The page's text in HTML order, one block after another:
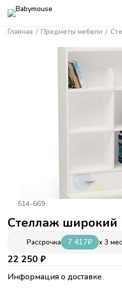
Главная / Предметы мебели /
514-669
Стеллаж
Рассрочка 7 417₽ x 3
22 250 ₽
Информация о доставке